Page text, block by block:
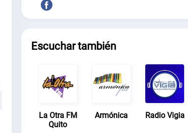
Escuchar también
La Otra FM
Quito
Armónica Radio Vigia